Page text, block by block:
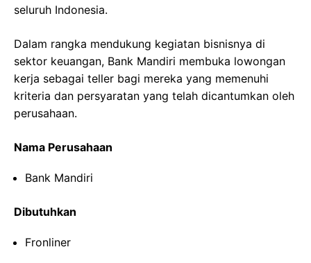
seluruh Indonesia.
Dalam rangka mendukung kegiatan bisnisnya di
sektor keuangan, Bank Mandiri membuka lowongan
kerja sebagai teller bagi mereka yang memenuhi
kriteria dan persyaratan yang telah dicantumkan oleh
perusahaan.
Nama Perusahaan
Bank Mandiri
Dibutuhkan
Fronliner